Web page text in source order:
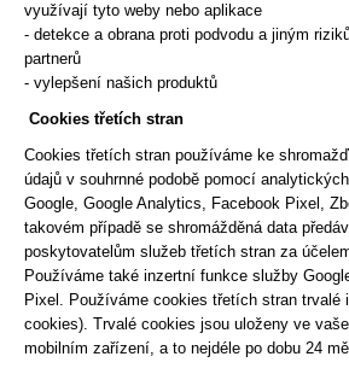
využívají tyto weby nebo aplikace
- detekce a obrana proti podvodu a jiným
partnerů
- vylepšení našich produktů
Cookies třetích stran
Cookies třetích stran používáme ke
údajů v souhrnné podobě pomocí
Google, Google Analytics, Facebook Pixel,
takovém případě se shromážděná data
poskytovatelům služeb třetích stran za
Používáme také inzertní funkce služby
Pixel. Používáme cookies třetích stran trvalé
cookies). Trvalé cookies jsou uloženy ve
mobilním zařízení, a to nejdéle po dobu 24